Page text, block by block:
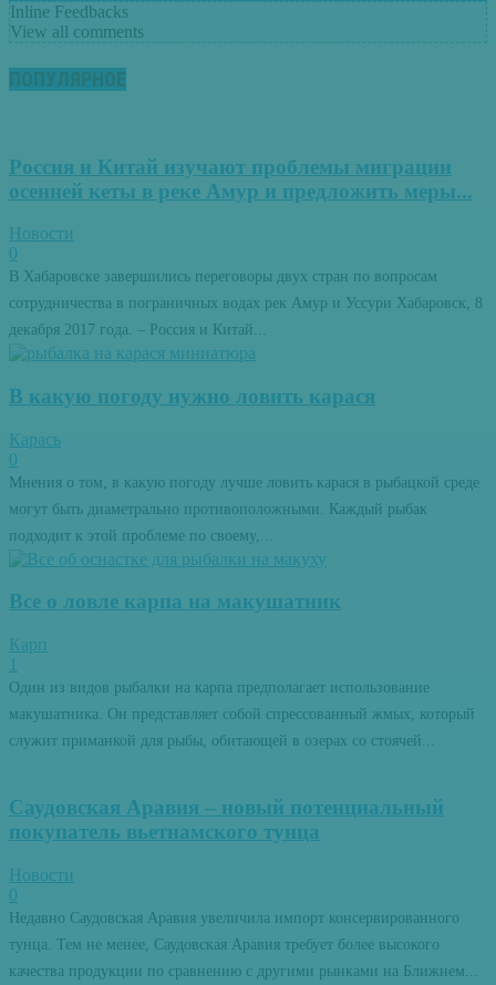
Inline Feedbacks
View all comments
ПОПУЛЯРНОЕ
Россия и Китай изучают проблемы миграции
осенней кеты в реке Амур и предложить меры...
Новости
0
В Хабаровске завершились переговоры двух стран по вопросам
сотрудничества в пограничных водах рек Амур и Уссури Хабаровск, 8
декабря 2017 года. – Россия и Китай...
В какую погоду нужно ловить карася
Карась
0
Мнения о том, в какую погоду лучше ловить карася в рыбацкой среде
могут быть диаметрально противоположными. Каждый рыбак
подходит к этой проблеме по своему,...
Все о ловле карпа на макушатник
Карп
1
Один из видов рыбалки на карпа предполагает использование
макушатника. Он представляет собой спрессованный жмых, который
служит приманкой для рыбы, обитающей в озерах со стоячей...
Саудовская Аравия – новый потенциальный
покупатель вьетнамского тунца
Новости
0
Недавно Саудовская Аравия увеличила импорт консервированного
тунца. Тем не менее, Саудовская Аравия требует более высокого
качества продукции по сравнению с другими рынками на Ближнем...